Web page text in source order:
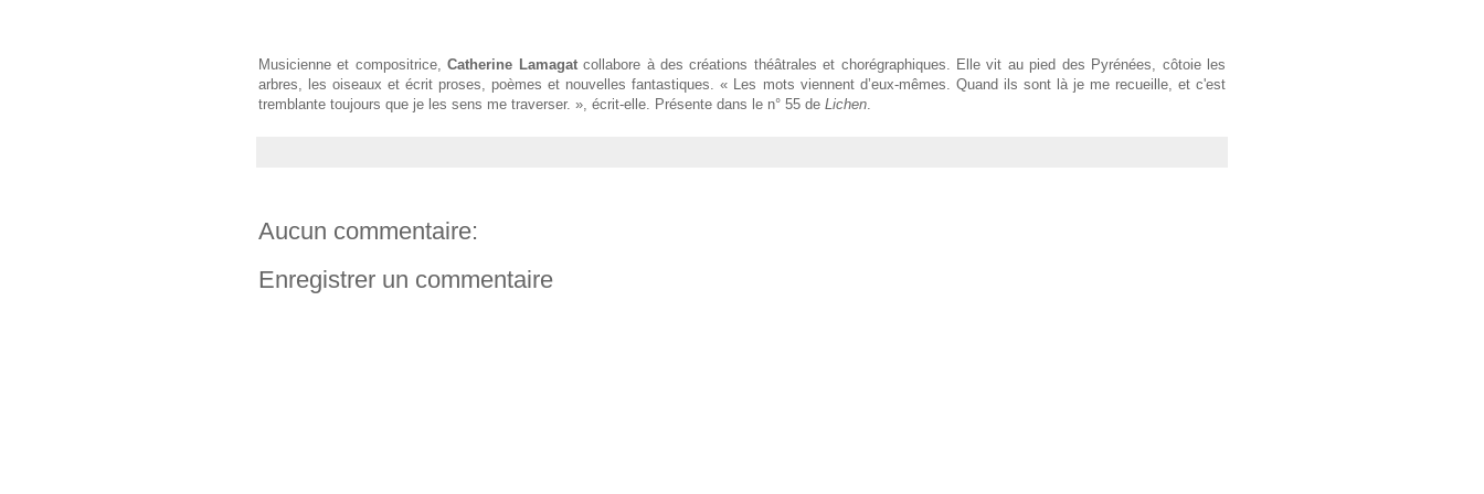
Musicienne et compositrice,Catherine Lamagatcollabore à des créations théâtrales et chorégraphiques. Elle vit au pied des Pyrénées, côtoie les
arbres, les oiseaux et écrit proses, poèmes et nouvelles fantastiques. « Les mots viennent d’eux-mêmes. Quand ils sont là je me recueille, et c'est
tremblante toujours que je les sens me traverser. », écrit-elle. Présente dans le n° 55 de Lichen.
Aucun commentaire:
Enregistrer un commentaire